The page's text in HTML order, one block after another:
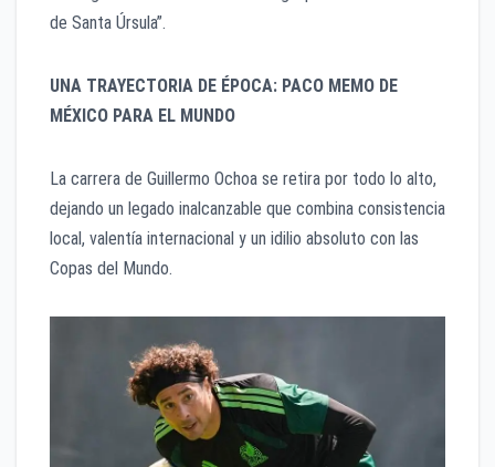
de Santa Úrsula”.
UNA TRAYECTORIA DE ÉPOCA: PACO MEMO DE
MÉXICO PARA EL MUNDO
La carrera de Guillermo Ochoa se retira por todo lo alto,
dejando un legado inalcanzable que combina consistencia
local, valentía internacional y un idilio absoluto con las
Copas del Mundo.